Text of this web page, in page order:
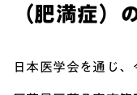
（肥満症）
日本医学会を通じ